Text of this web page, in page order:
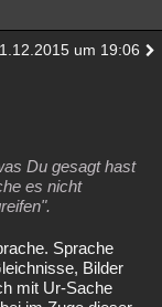
um 19:06
Du gesagt hast
es nicht
Sprache
Bilder
mit Ur-Sache